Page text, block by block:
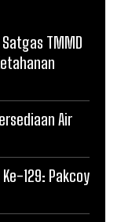
TMMD
Air
129: Pakcoy